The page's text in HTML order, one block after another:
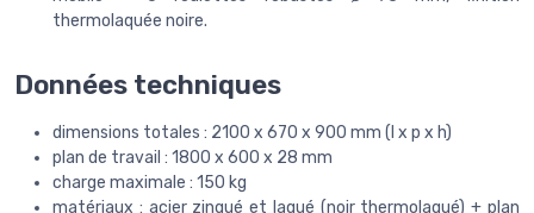
thermolaquée noire.
Données techniques
dimensions totales : 2100 x 670 x 900 mm (l x p x h)
plan de travail : 1800 x 600 x 28 mm
charge maximale : 150 kg
matériaux : acier zingué et laqué (noir thermolaqué) + plan